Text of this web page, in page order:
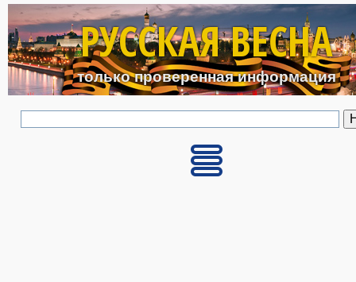
Перейти к основному
РУССКАЯ ВЕСНА
только проверенная информация